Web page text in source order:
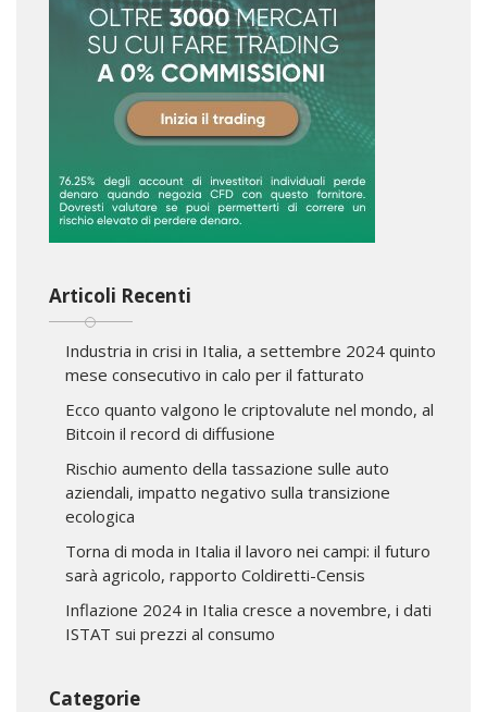
Articoli Recenti
Industria in crisi in Italia, a settembre 2024 quinto
mese consecutivo in calo per il fatturato
Ecco quanto valgono le criptovalute nel mondo, al
Bitcoin il record di diffusione
Rischio aumento della tassazione sulle auto
aziendali, impatto negativo sulla transizione
ecologica
Torna di moda in Italia il lavoro nei campi: il futuro
sarà agricolo, rapporto Coldiretti-Censis
Inflazione 2024 in Italia cresce a novembre, i dati
ISTAT sui prezzi al consumo
Categorie